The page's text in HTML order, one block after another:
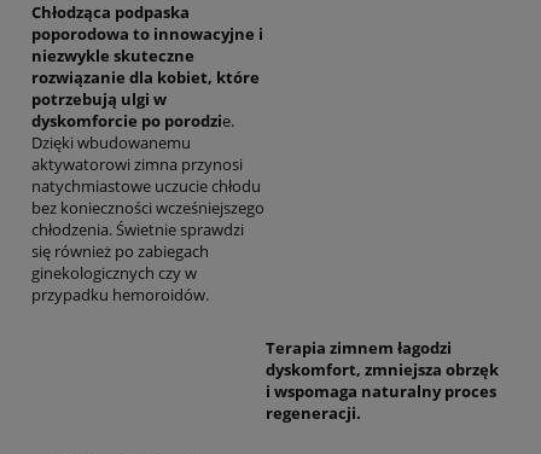
Chłodząca podpaska
poporodowa to innowacyjne i
niezwykle skuteczne
rozwiązanie dla kobiet, które
potrzebują ulgi w
dyskomforcie po porodzie.
Dzięki wbudowanemu
aktywatorowi zimna przynosi
natychmiastowe uczucie chłodu
bez konieczności wcześniejszego
chłodzenia. Świetnie sprawdzi
się również po zabiegach
ginekologicznych czy w
przypadku hemoroidów.
Terapia zimnem łagodzi
dyskomfort, zmniejsza obrzęk
i wspomaga naturalny proces
regeneracji.